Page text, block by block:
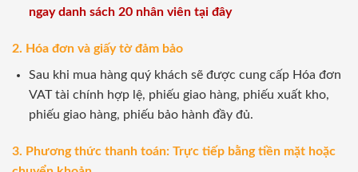
ngay danh sách 20 nhân viên tại đây
2. Hóa đơn và giấy tờ đảm bảo
Sau khi mua hàng quý khách sẽ được cung cấp Hóa đơn
VAT tài chính hợp lệ, phiếu giao hàng, phiếu xuất kho,
phiếu giao hàng, phiếu bảo hành đầy đủ.
3. Phương thức thanh toán: Trực tiếp bằng tiền mặt hoặc